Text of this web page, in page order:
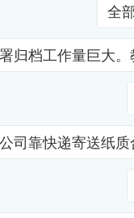
全
归档工作量巨大
司靠快递寄送纸